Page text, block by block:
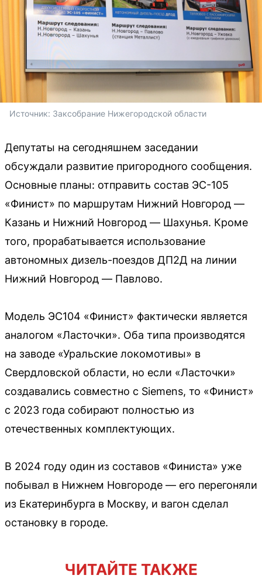
Источник: Заксобрание Нижегородской области
Депутаты на сегодняшнем заседании
обсуждали развитие пригородного сообщения.
Основные планы: отправить состав ЭС-105
«Финист» по маршрутам Нижний Новгород —
Казань и Нижний Новгород — Шахунья. Кроме
того, прорабатывается использование
автономных дизель-поездов ДП2Д на линии
Нижний Новгород — Павлово.
Модель ЭС104 «Финист» фактически является
аналогом «Ласточки». Оба типа производятся
на заводе «Уральские локомотивы» в
Свердловской области, но если «Ласточки»
создавались совместно с Siemens, то «Финист»
с 2023 года собирают полностью из
отечественных комплектующих.
В 2024 году один из составов «Финиста» уже
побывал в Нижнем Новгороде — его перегоняли
из Екатеринбурга в Москву, и вагон сделал
остановку в городе.
ЧИТАЙТЕ ТАКЖЕ